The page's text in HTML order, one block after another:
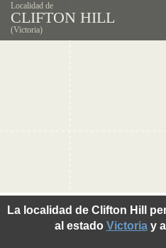
Localidad de
CLIFTON HILL
(Victoria)
La localidad de Clifton Hill
al estado Victoriay a